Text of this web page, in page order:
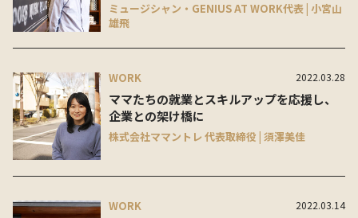
ミュージシャン・GENIUS AT WORK代表 | 小宮山
雄飛
WORK 2022.03.28
ママたちの就業とスキルアップを応援し、
企業との架け橋に
株式会社ママントレ 代表取締役 | 須澤美佳
WORK 2022.03.14